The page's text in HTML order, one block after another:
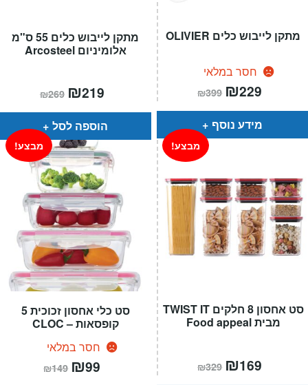
מתקן לייבוש כלים 55 ס"מ
אלומיניום Arcosteel
₪269 המחיר
המקורי
היה:
₪269.
₪219
הוא:
הוספה לסל
מתקן לייבוש כלים OLIVIER
חסר במלאי
₪399 המחיר
המקורי
היה:
₪399.
₪229
הוא:
מידע נוסף
סט כלי אחסון זכוכית 5
קופסאות – CLOC
חסר במלאי
מבצע!
₪149 המחיר
המקורי
₪99
סט אחסון 8 חלקים TWIST IT
מבית Food appeal
מבצע!
₪329 המחיר
המקורי
היה:
₪169
הוא: